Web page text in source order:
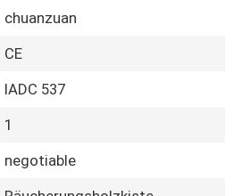
chuanzuan
CE
IADC 537
1
negotiable